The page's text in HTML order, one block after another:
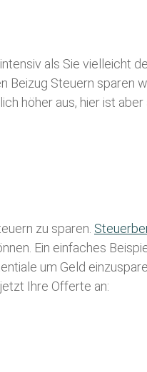
als Sie vielleicht
Steuern sparen
höher aus, hier ist
zu sparen.
Ein einfaches
um Geld
Ihre Offerte an: